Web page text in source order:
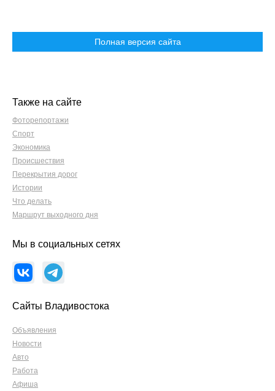
Полная версия сайта
Также на сайте
Фоторепортажи
Спорт
Экономика
Происшествия
Перекрытия дорог
Истории
Что делать
Маршрут выходного дня
Мы в социальных сетях
Сайты Владивостока
Объявления
Новости
Авто
Работа
Афиша